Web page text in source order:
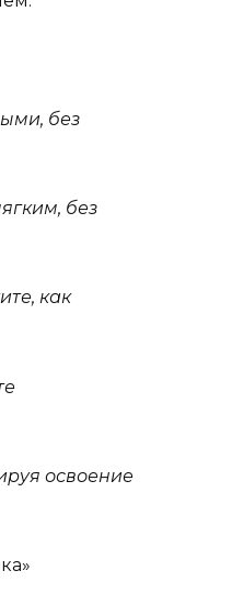
без
без
как
освоение